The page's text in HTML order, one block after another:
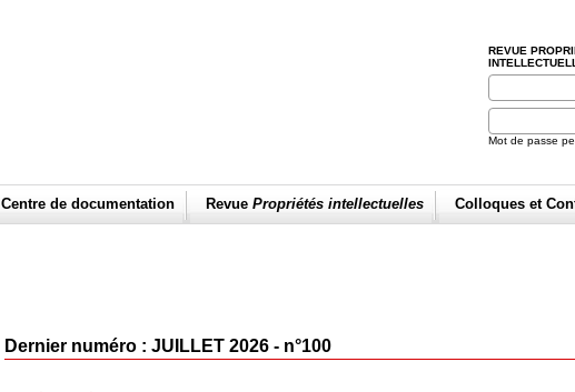
REVUE
Mot de passe
Centre de documentation Revue Propriétés intellectuelles Colloques et
Dernier numéro : JUILLET 2026 - n°100